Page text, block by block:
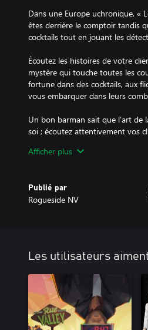
Dans une Europe uchronique, «
êtes derrière le comptoir tandis
cocktails tout en jouant les
Écoutez les histoires de votre
mystère qui touche toutes les
fortune dans des cocktails, aux
vous embarquer dans leurs
Un bon barman sait que l’art
soi ; écoutez attentivement vos
à qui vous allez faire confiance,
dans le but de sauver des vies...
plane. Cependant, au lieu de se
discothèques et les bars
mal auquel un bon verre ne
Dans un monde où la lumière
La ville peut bien brûler bientôt,
Afficher plus
Publié par
Rogueside NV
Les utilisateurs